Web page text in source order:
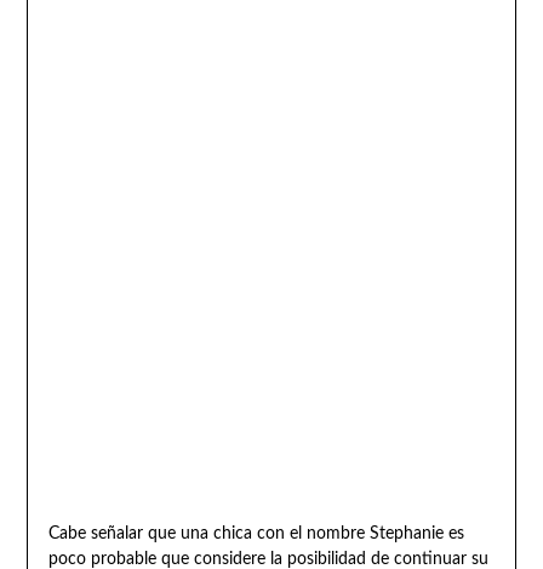
Cabe señalar que una chica con el nombre Stephanie es
poco probable que considere la posibilidad de continuar su